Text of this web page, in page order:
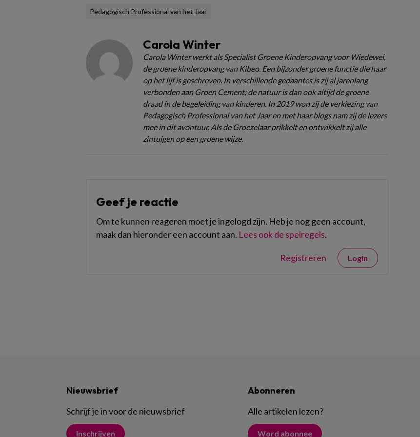
Pedagogisch Professional van het Jaar
Carola Winter
Carola Winter werkt als Specialist Groene Kinderopvang voor Wiedewei,
de groene kinderopvang van Kibeo. Een bijzonder groene functie die haar
op het lijf is geschreven. In verschillende gedaantes is zij al jarenlang
verbonden aan Groen Cement; de natuur is dan ook altijd de groene
draad in de begeleiding van kinderen. In 2019 won zij de verkiezing van
Pedagogisch Professional van het Jaar en met haar blogs nam zij de lezers
mee in dit avontuur. Als de Groezelaar prikkelt en ontwikkelt zij alle
zintuigen op een groene wijze.
Geef je reactie
Om te kunnen reageren moet je ingelogd zijn. Heb je nog geen account,
maak dan hieronder een account aan. Lees ook de spelregels.
Registreren Login
Nieuwsbrief
Schrijf je in voor de nieuwsbrief
Inschrijven
Abonneren
Alle artikelen lezen?
Word abonnee